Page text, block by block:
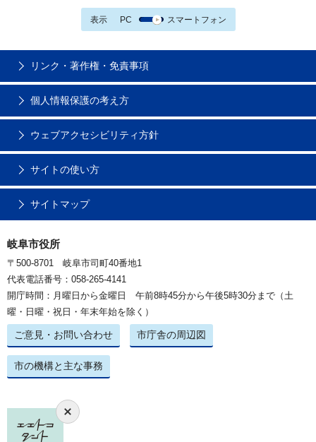
表示 PC スマートフォン
リンク・著作権・免責事項
個人情報保護の考え方
ウェブアクセシビリティ方針
サイトの使い方
サイトマップ
岐阜市役所
〒500-8701 岐阜市司町40番地1
代表電話番号：058-265-4141
開庁時間：月曜日から金曜日 午前8時45分から午後5時30分まで（土
曜・日曜・祝日・年末年始を除く）
ご意見・お問い合わせ 市庁舎の周辺図
市の機構と主な事務